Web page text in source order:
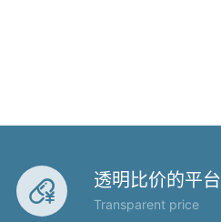
 透明比价的平台
Transparent price